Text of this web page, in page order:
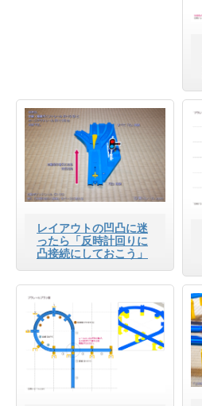
レイアウトの凹凸に迷
ったら「反時計回りに
凸接続にしておこう」